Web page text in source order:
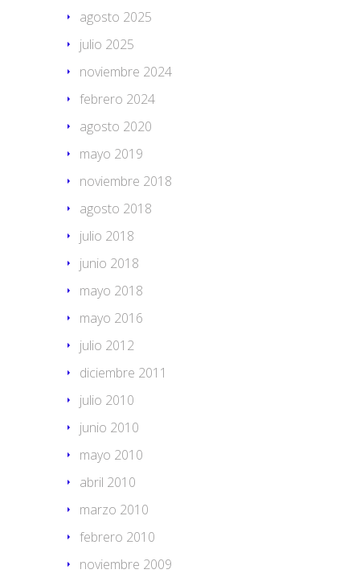
agosto 2025
julio 2025
noviembre 2024
febrero 2024
agosto 2020
mayo 2019
noviembre 2018
agosto 2018
julio 2018
junio 2018
mayo 2018
mayo 2016
julio 2012
diciembre 2011
julio 2010
junio 2010
mayo 2010
abril 2010
marzo 2010
febrero 2010
noviembre 2009